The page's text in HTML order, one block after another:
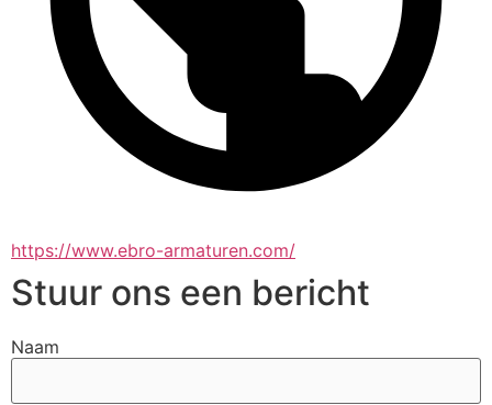
https://www.ebro-armaturen.com/
Stuur ons een bericht
Naam